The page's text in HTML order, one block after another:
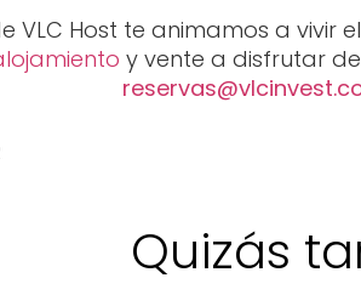
VLC Host te animamos a
y vente a disfrutar
Quizás